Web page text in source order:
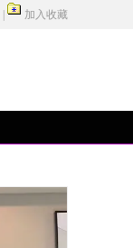
加入收藏